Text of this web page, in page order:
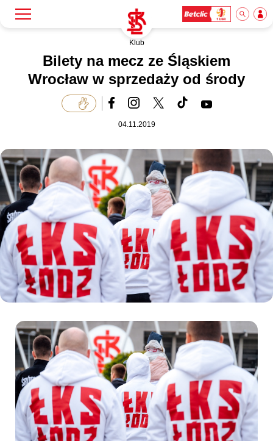
Akademia
Biznes
Dla mediów
Kibice
Klub
Bilety na mecz ze Śląskiem
Wrocław w sprzedaży od środy
04.11.2019